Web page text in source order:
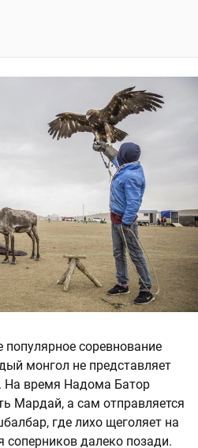
популярное соревнование
монгол не представляет
На время Надома Батор
Мардай, а сам отправляется
где лихо щеголяет на
соперников далеко позади.